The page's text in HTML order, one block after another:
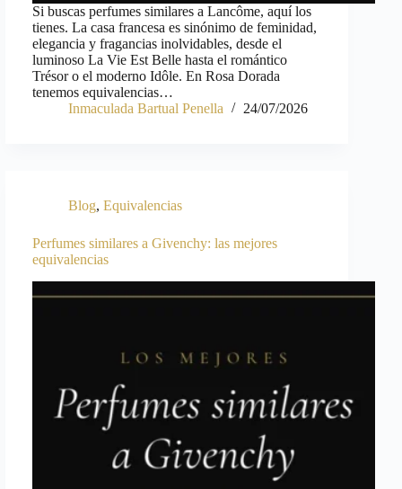
Si buscas perfumes similares a Lancôme, aquí los
tienes. La casa francesa es sinónimo de feminidad,
elegancia y fragancias inolvidables, desde el
luminoso La Vie Est Belle hasta el romántico
Trésor o el moderno Idôle. En Rosa Dorada
tenemos equivalencias…
Inmaculada Bartual Penella
24/07/2026
Blog, Equivalencias
Perfumes similares a Givenchy: las mejores
equivalencias